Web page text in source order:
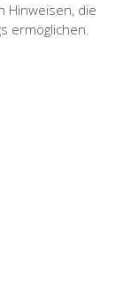
Hinweisen, die
ermöglichen.